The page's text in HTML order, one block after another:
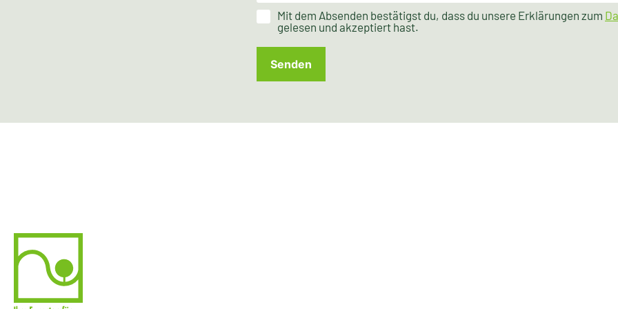
Mit dem Absenden bestätigst du, dass du unsere Erklärungen zum
gelesen und akzeptiert hast.
Senden